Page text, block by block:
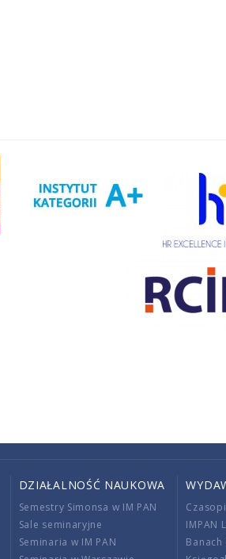
DZIAŁALNOŚĆ NAUKOWA
Semestry Simonsa w IM PAN
Sale seminaryjne
Seminaria w IM PAN
IMPAN